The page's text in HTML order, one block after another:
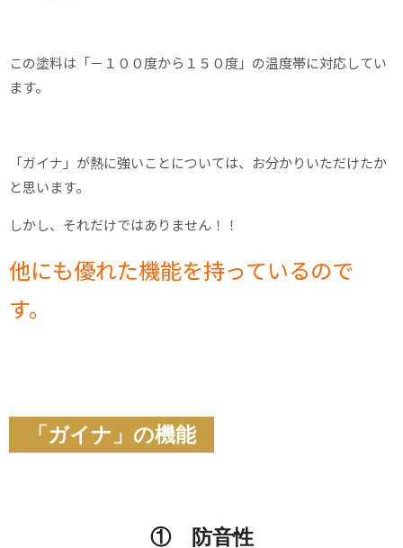
この塗料は「－１００度から１５０度」の温度帯に対応してい
ます。
「ガイナ」が熱に強いことについては、お分かりいただけたか
と思います。
しかし、それだけではありません！！
他にも優れた機能を持っているので
す。
「ガイナ」の機能
① 防音性